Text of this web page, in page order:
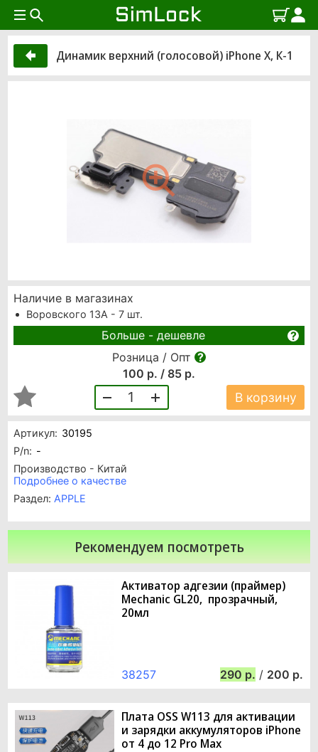
Динамик верхний (голосовой) iPhone X, К-1
Артикул: 30195
P/n: -
Производство - Китай
Подробнее о качестве
Раздел: APPLE
Наличие в магазинах
Воровского 13А - 7 шт.
Больше - дешевле
Розница / Опт
100 р. / 85 р.
1 В корзину
Рекомендуем посмотреть
Активатор адгезии (праймер)
Mechanic GL20, прозрачный,
20мл
38257 290 / 200
Плата OSS W113 для активации
и зарядки аккумуляторов iPhone
от 4 до 12 Pro Max